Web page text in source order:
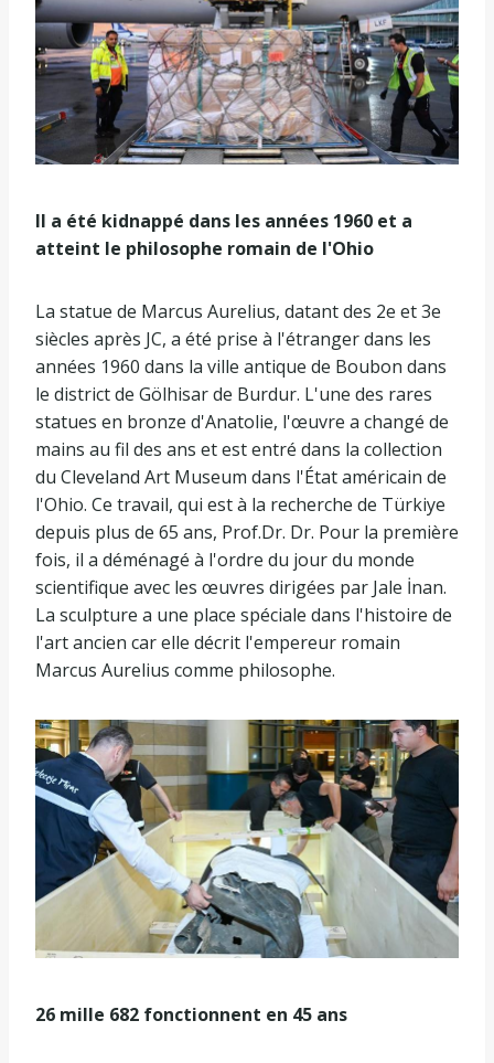
Il a été kidnappé dans les années 1960 et a
atteint le philosophe romain de l'Ohio
La statue de Marcus Aurelius, datant des 2e et 3e
siècles après JC, a été prise à l'étranger dans les
années 1960 dans la ville antique de Boubon dans
le district de Gölhisar de Burdur. L'une des rares
statues en bronze d'Anatolie, l'œuvre a changé de
mains au fil des ans et est entré dans la collection
du Cleveland Art Museum dans l'État américain de
l'Ohio. Ce travail, qui est à la recherche de Türkiye
depuis plus de 65 ans, Prof.Dr. Dr. Pour la première
fois, il a déménagé à l'ordre du jour du monde
scientifique avec les œuvres dirigées par Jale İnan.
La sculpture a une place spéciale dans l'histoire de
l'art ancien car elle décrit l'empereur romain
Marcus Aurelius comme philosophe.
26 mille 682 fonctionnent en 45 ans